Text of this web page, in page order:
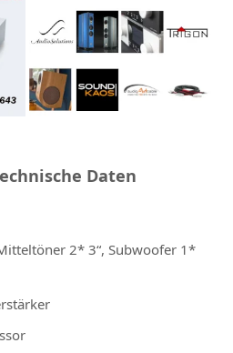
Daten
2* 3“, Subwoofer 1*